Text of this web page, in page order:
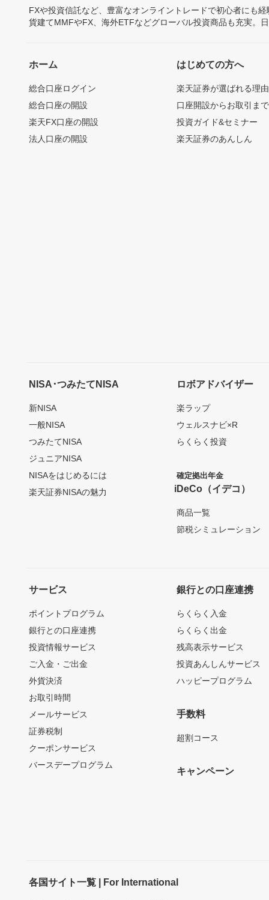
FXや投資信託など、豊富なオンライントレードで初心者にも
貨建てMMFやFX、海外ETFなどグローバル投資商品も充実。
ホーム
総合口座ログイン
総合口座の開設
楽天FX口座の開設
法人口座の開設
はじめての方へ
楽天証券が選ばれる理由
口座開設からお取引ま
投資ガイド&セミナー
楽天証券のあんしん
NISA･つみたてNISA
新NISA
一般NISA
つみたてNISA
ジュニアNISA
NISAをはじめるには
楽天証券NISAの魅力
ロボアドバイザー
楽ラップ
ウェルスナビ×R
らくらく投資
確定拠出年金
iDeCo（イデコ）
商品一覧
節税シミュレーション
サービス
ポイントプログラム
銀行との口座連携
投資情報サービス
ご入金・ご出金
外貨決済
お取引時間
メールサービス
証券税制
クーポンサービス
バースデープログラム
銀行との口座連携
らくらく入金
らくらく出金
残高表示サービス
投資あんしんサービス
ハッピープログラム
手数料
超割コース
キャンペーン
各国サイト一覧 | For International